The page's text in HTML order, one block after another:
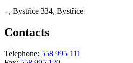
- , Bystřice 334, Bystřice
Contacts
Telephone: 558 995 111